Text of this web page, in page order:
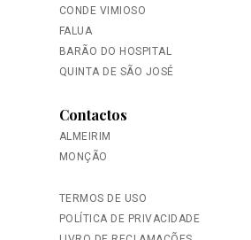
CONDE VIMIOSO
FALUA
BARÃO DO HOSPITAL
QUINTA DE SÃO JOSÉ
Contactos
ALMEIRIM
MONÇÃO
TERMOS DE USO
POLÍTICA DE PRIVACIDADE